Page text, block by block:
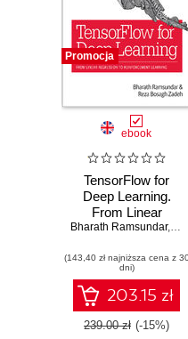
Promocja
ebook
TensorFlow for
Deep Learning.
From Linear
Regression to
Learning
Bharath Ramsundar,
(143,40 zł najniższa cena z
dni)
203.15 zł
239.00 zł (-15%)